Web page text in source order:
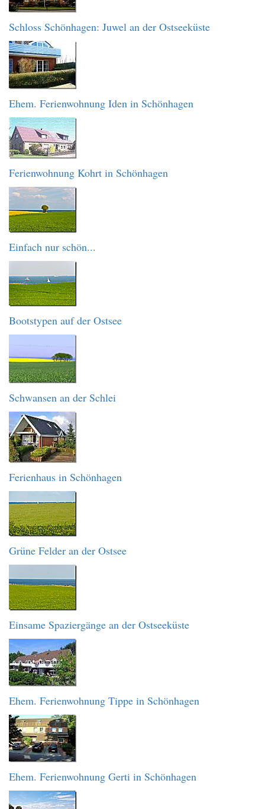
Schloss Schönhagen: Juwel an der Ostseeküste
Ehem. Ferienwohnung Iden in Schönhagen
Ferienwohnung Kohrt in Schönhagen
Einfach nur schön...
Bootstypen auf der Ostsee
Schwansen an der Schlei
Ferienhaus in Schönhagen
Grüne Felder an der Ostsee
Einsame Spaziergänge an der Ostseeküste
Ehem. Ferienwohnung Tippe in Schönhagen
Ehem. Ferienwohnung Gerti in Schönhagen